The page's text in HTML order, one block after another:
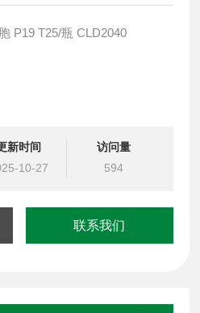
P19 T25/瓶 CLD2040
新时间
10-27
访问量
594
联系我们